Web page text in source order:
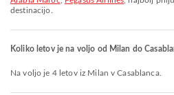
destinacijo.
Koliko letov je na voljo od Milan do
Na voljo je 4 letov iz Milan v Casablanca.